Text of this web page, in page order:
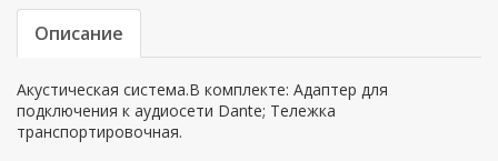
Описание
Акустическая система.В комплекте: Адаптер для
подключения к аудиосети Dante; Тележка
транспортировочная.